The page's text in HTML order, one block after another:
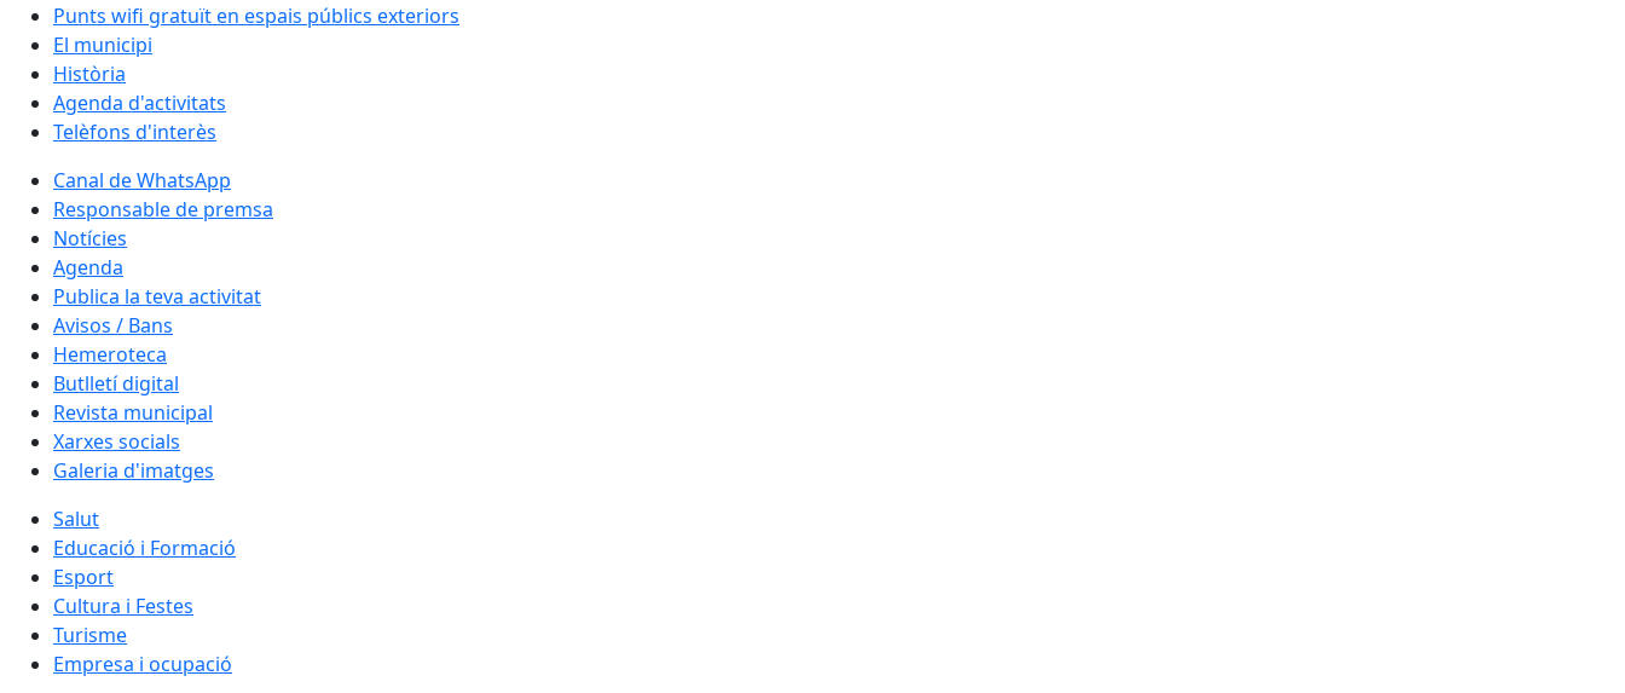
Punts wifi gratuït en espais públics exteriors
El municipi
Història
Agenda d'activitats
Telèfons d'interès
Canal de WhatsApp
Responsable de premsa
Notícies
Agenda
Publica la teva activitat
Avisos / Bans
Hemeroteca
Butlletí digital
Revista municipal
Xarxes socials
Galeria d'imatges
Salut
Educació i Formació
Esport
Cultura i Festes
Turisme
Empresa i ocupació